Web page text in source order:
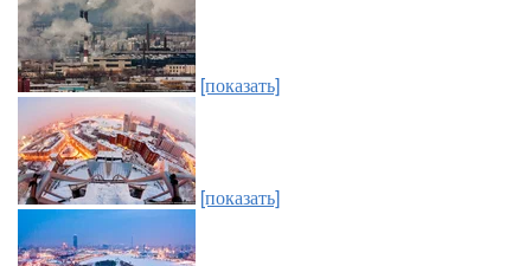
[показать]
[показать]